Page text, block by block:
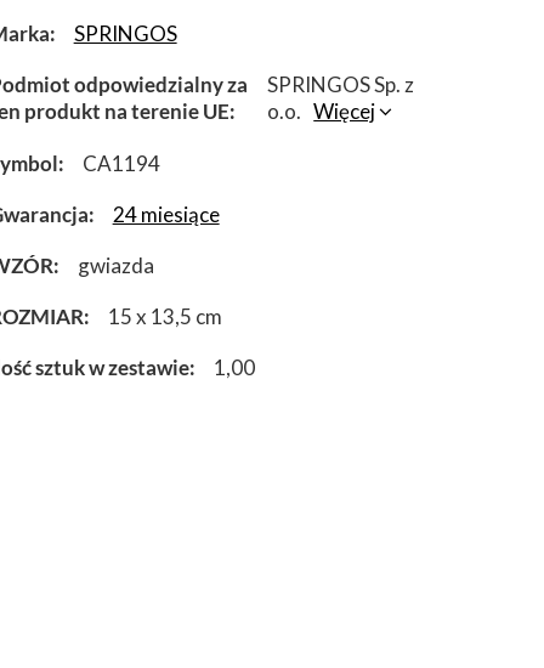
SPRINGOS
odpowiedzialny za
produkt na terenie UE
SPRINGOS Sp. z
o.o. Więcej
CA1194
24 miesiące
gwiazda
15 x 13,5 cm
sztuk w zestawie
1,00